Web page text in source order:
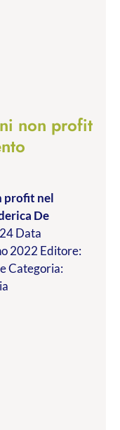
non profit
profit nel
De
Data
2022 Editore:
Categoria: